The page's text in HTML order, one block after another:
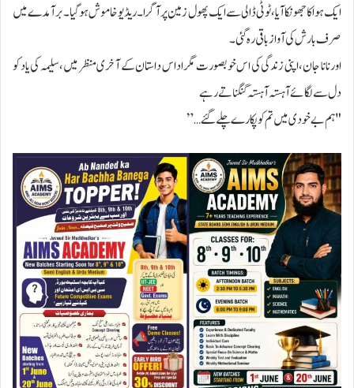
ایک ہوا کا جھونکا آیا، ٹوٹی ڈالی سے ایک پھول زمین پر آ گرا۔ ریڈیو خاموش ہو گیا۔ برآمدے میں
صرف بارش کی آواز باقی رہ گئی۔
اور نانا جان، اپنی زندگی کی اس خوبصورت مگر اداس داستان کے آخری منظر میں، سلیمہ کی یاد کو
دل سے لگائے آہستہ آہستہ گنگناتے رہے
"ہم بے خودی میں تم کو پکارے چلے گئے…”